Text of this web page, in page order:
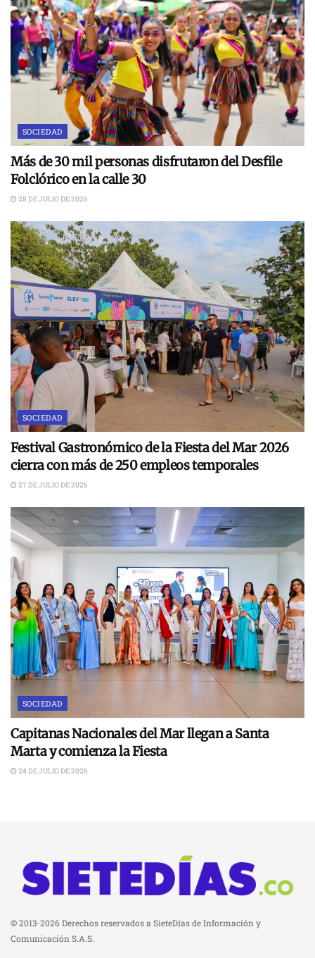
SOCIEDAD
Más de 30 mil personas disfrutaron del Desfile
Folclórico en la calle 30
28 DE JULIO DE 2026
SOCIEDAD
Festival Gastronómico de la Fiesta del Mar 2026
cierra con más de 250 empleos temporales
27 DE JULIO DE 2026
SOCIEDAD
Capitanas Nacionales del Mar llegan a Santa
Marta y comienza la Fiesta
24 DE JULIO DE 2026
© 2013-2026 Derechos reservados a SieteDías de Información y
Comunicación S.A.S.